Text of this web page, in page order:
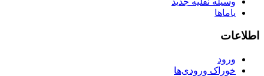
یاماها
اطلاعات
ورود
خوراک ورودی‌ها